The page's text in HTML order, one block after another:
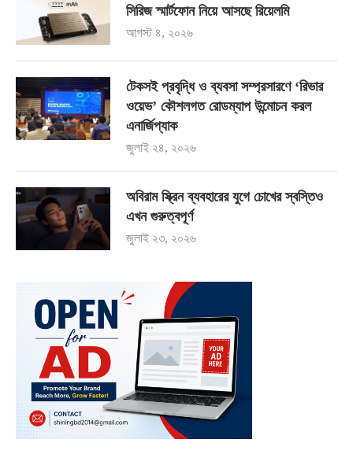
সিরিজ স্মার্টফোন নিয়ে আসছে রিয়েলমি
আগস্ট ৪, ২০২৬
টেকসই প্রবৃদ্ধি ও ব্যবসা সম্প্রসারণে ‘রিভার
ওয়েভ’ কৌশলগত রোডম্যাপ উন্মোচন করল
এনার্জিপ্যাক
জুলাই ২৪, ২০২৬
অবিরাম স্ক্রিন ব্যবহারের যুগে চোখের স্বস্তিও
এখন গুরুত্বপূর্ণ
জুলাই ২৩, ২০২৬